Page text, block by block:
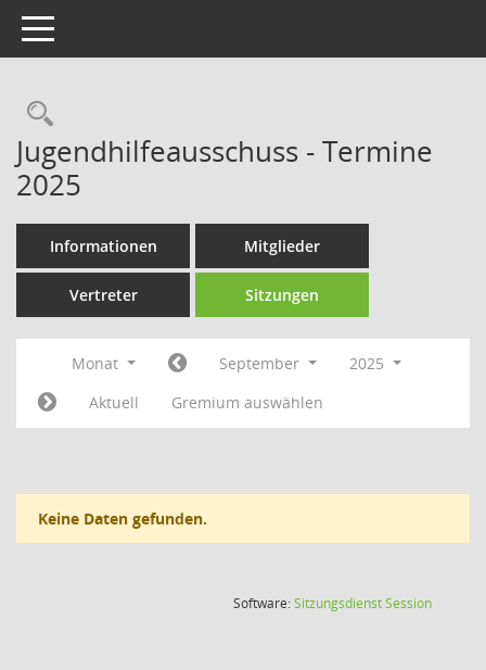
Toggle navigation
Rechercheauswahl
Jugendhilfeausschuss - Termine
2025
Informationen Mitglieder
Vertreter Sitzungen
Monat September
2025
Aktuell
Gremium auswählen
Keine Daten gefunden.
Software:SitzungsdienstSession(Wird in